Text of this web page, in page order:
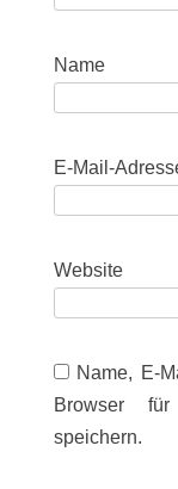
E-
Website
Name, E-
Browser
speichern.